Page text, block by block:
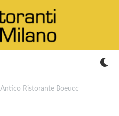
Antico Ristorante Boeucc